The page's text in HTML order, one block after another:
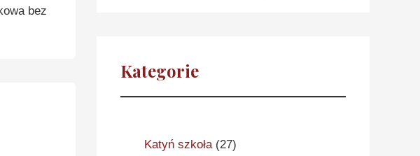
bez
Kategorie
Katyń szkoła (27)